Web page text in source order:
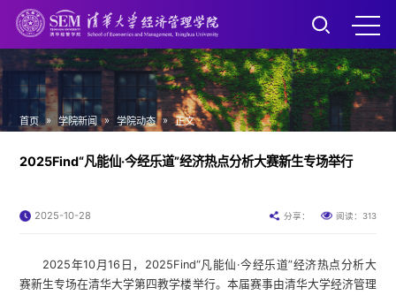
首页 » 学院新闻 » 学院动态 » 正文
2025Find“凡能仙·今经乐道”经济热点分析大赛新生专场举行
2025-10-28 分享： 阅读： 313
2025年10月16日，2025Find“凡能仙·今经乐道”经济热点分析大
赛新生专场在清华大学第四教学楼举行。本届赛事由清华大学经济管理